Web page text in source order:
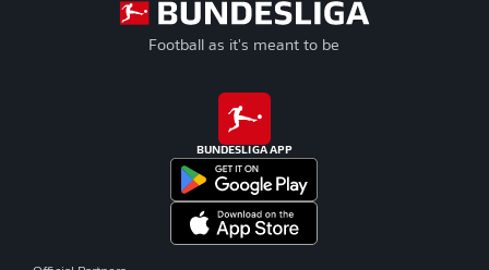
Football as it's meant to be
BUNDESLIGA APP